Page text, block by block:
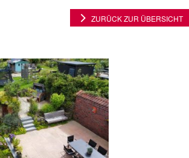
ZURÜCK ZUR ÜBERSICHT